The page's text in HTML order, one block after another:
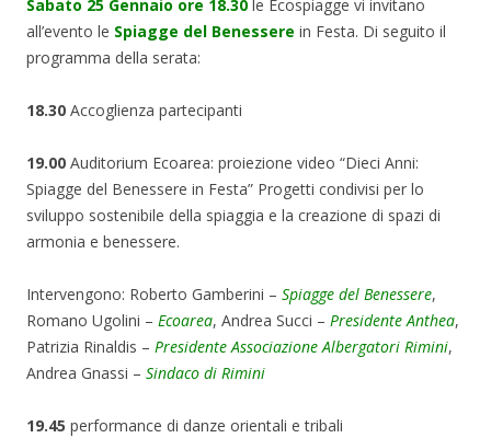
Sabato 25 Gennaio ore 18.30 le Ecospiagge vi invitano
all’evento le Spiagge del Benessere in Festa. Di seguito il
programma della serata:
18.30 Accoglienza partecipanti
19.00 Auditorium Ecoarea: proiezione video “Dieci Anni:
Spiagge del Benessere in Festa” Progetti condivisi per lo
sviluppo sostenibile della spiaggia e la creazione di spazi di
armonia e benessere.
Intervengono: Roberto Gamberini – Spiagge del Benessere,
Romano Ugolini – Ecoarea, Andrea Succi – Presidente Anthea,
Patrizia Rinaldis – Presidente Associazione Albergatori Rimini,
Andrea Gnassi – Sindaco di Rimini
19.45 performance di danze orientali e tribali